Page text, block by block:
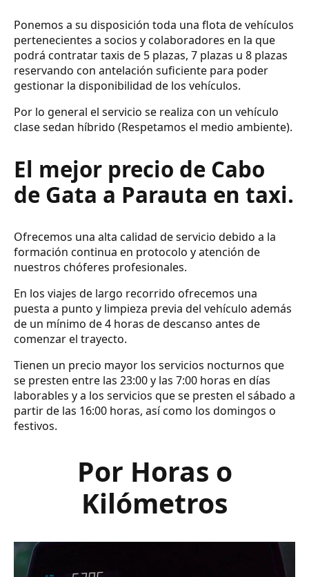
Ponemos a su disposición toda una flota de vehículos
pertenecientes a socios y colaboradores en la que
podrá contratar taxis de 5 plazas, 7 plazas u 8 plazas
reservando con antelación suficiente para poder
gestionar la disponibilidad de los vehículos.
Por lo general el servicio se realiza con un vehículo
clase sedan híbrido (Respetamos el medio ambiente).
El mejor precio de Cabo
de Gata a Parauta en taxi.
Ofrecemos una alta calidad de servicio debido a la
formación continua en protocolo y atención de
nuestros chóferes profesionales.
En los viajes de largo recorrido ofrecemos una
puesta a punto y limpieza previa del vehículo además
de un mínimo de 4 horas de descanso antes de
comenzar el trayecto.
Tienen un precio mayor los servicios nocturnos que
se presten entre las 23:00 y las 7:00 horas en días
laborables y a los servicios que se presten el sábado a
partir de las 16:00 horas, así como los domingos o
festivos.
Por Horas o
Kilómetros